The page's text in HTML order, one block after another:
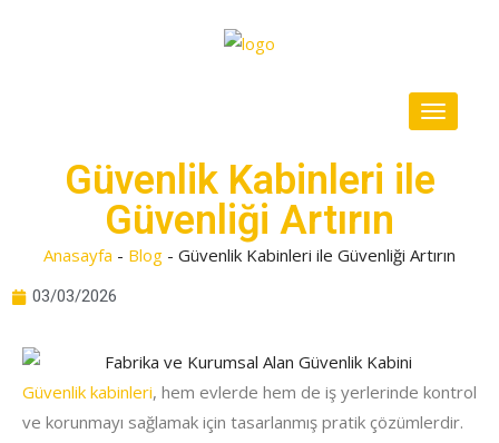
Güvenlik Kabinleri ile
Güvenliği Artırın
Anasayfa - Blog - Güvenlik Kabinleri ile Güvenliği Artırın
03/03/2026
Güvenlik kabinleri, hem evlerde hem de iş yerlerinde kontrol
ve korunmayı sağlamak için tasarlanmış pratik çözümlerdir.